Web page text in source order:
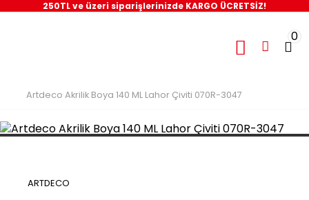
250TL ve üzeri siparişlerinizde KARGO ÜCRETSİZ!
0
Artdeco Akrilik Boya 140 ML Lahor Çiviti 070R-3047
ARTDECO